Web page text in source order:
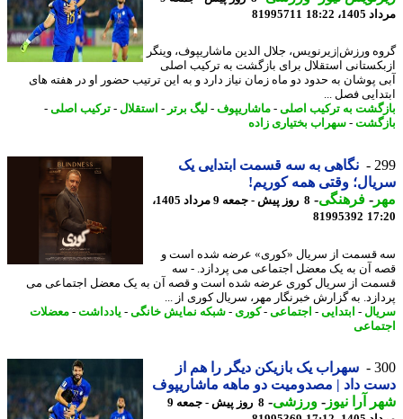
18:22
81995711
ورزش|زیرنویس، جلال الدین ماشاریپوف، وینگر
استقلال برای بازگشت به ترکیب اصلی
پوشان به حدود دو ماه زمان نیاز دارد و به این ترتیب حضور او در هفته های
فصل ...
به ترکیب اصلی-ماشاریپوف-لیگ برتر - استقلال-ترکیب اصلی-
-سهراب بختیاری زاده
نگاهی به سه قسمت ابتدایی یک
وقتی همه کوریم!
-فرهنگی-
8 روز پیش - جمعه 9 مرداد 1405،
81995392
قسمت از سریال «کوری» عرضه شده است و
آن به یک معضل اجتماعی می پردازد. - سه
از سریال کوری عرضه شده است و قصه آن به یک معضل اجتماعی می
به گزارش خبرنگار مهر، سریال کوری از ...
-ابتدایی- اجتماعی-کوری- شبکه نمایش خانگی-یادداشت -معضلات
سهراب یک بازیکن دیگر را هم از
داد | مصدومیت دو ماهه ماشاریپوف
آرا نیوز-ورزشی-
8 روز پیش - جمعه 9